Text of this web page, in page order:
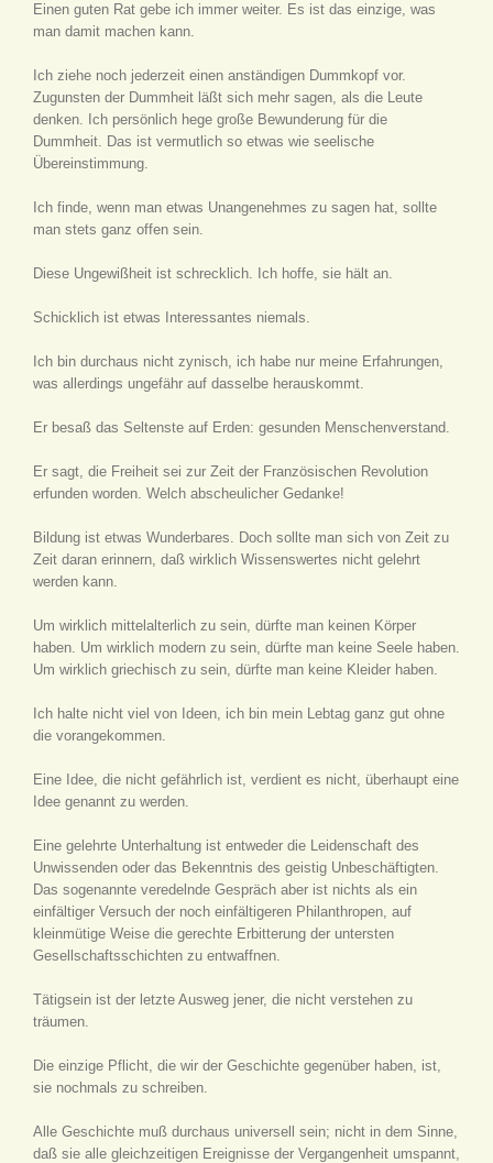
Einen guten Rat gebe ich immer weiter. Es ist das einzige, was
man damit machen kann.
Ich ziehe noch jederzeit einen anständigen Dummkopf vor.
Zugunsten der Dummheit läßt sich mehr sagen, als die Leute
denken. Ich persönlich hege große Bewunderung für die
Dummheit. Das ist vermutlich so etwas wie seelische
Übereinstimmung.
Ich finde, wenn man etwas Unangenehmes zu sagen hat, sollte
man stets ganz offen sein.
Diese Ungewißheit ist schrecklich. Ich hoffe, sie hält an.
Schicklich ist etwas Interessantes niemals.
Ich bin durchaus nicht zynisch, ich habe nur meine Erfahrungen,
was allerdings ungefähr auf dasselbe herauskommt.
Er besaß das Seltenste auf Erden: gesunden Menschenverstand.
Er sagt, die Freiheit sei zur Zeit der Französischen Revolution
erfunden worden. Welch abscheulicher Gedanke!
Bildung ist etwas Wunderbares. Doch sollte man sich von Zeit zu
Zeit daran erinnern, daß wirklich Wissenswertes nicht gelehrt
werden kann.
Um wirklich mittelalterlich zu sein, dürfte man keinen Körper
haben. Um wirklich modern zu sein, dürfte man keine Seele haben.
Um wirklich griechisch zu sein, dürfte man keine Kleider haben.
Ich halte nicht viel von Ideen, ich bin mein Lebtag ganz gut ohne
die vorangekommen.
Eine Idee, die nicht gefährlich ist, verdient es nicht, überhaupt eine
Idee genannt zu werden.
Eine gelehrte Unterhaltung ist entweder die Leidenschaft des
Unwissenden oder das Bekenntnis des geistig Unbeschäftigten.
Das sogenannte veredelnde Gespräch aber ist nichts als ein
einfältiger Versuch der noch einfältigeren Philanthropen, auf
kleinmütige Weise die gerechte Erbitterung der untersten
Gesellschaftsschichten zu entwaffnen.
Tätigsein ist der letzte Ausweg jener, die nicht verstehen zu
träumen.
Die einzige Pflicht, die wir der Geschichte gegenüber haben, ist,
sie nochmals zu schreiben.
Alle Geschichte muß durchaus universell sein; nicht in dem Sinne,
daß sie alle gleichzeitigen Ereignisse der Vergangenheit umspannt,